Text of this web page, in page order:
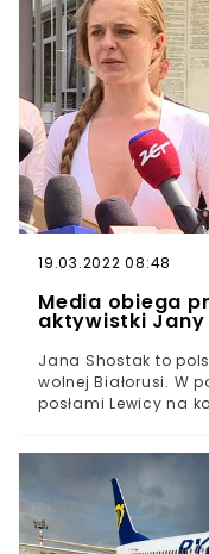
Łukaszenka
kolejny zmieniła
rozporządzenie
najbardziej
19.03.2022 08:48
Media obiega
aktywistki Jany
Jana Shostak to
wolnej Białorusi. W
posłami Lewicy na
dramatyczną
protest związany
wokół Ramana
zainteresowanie